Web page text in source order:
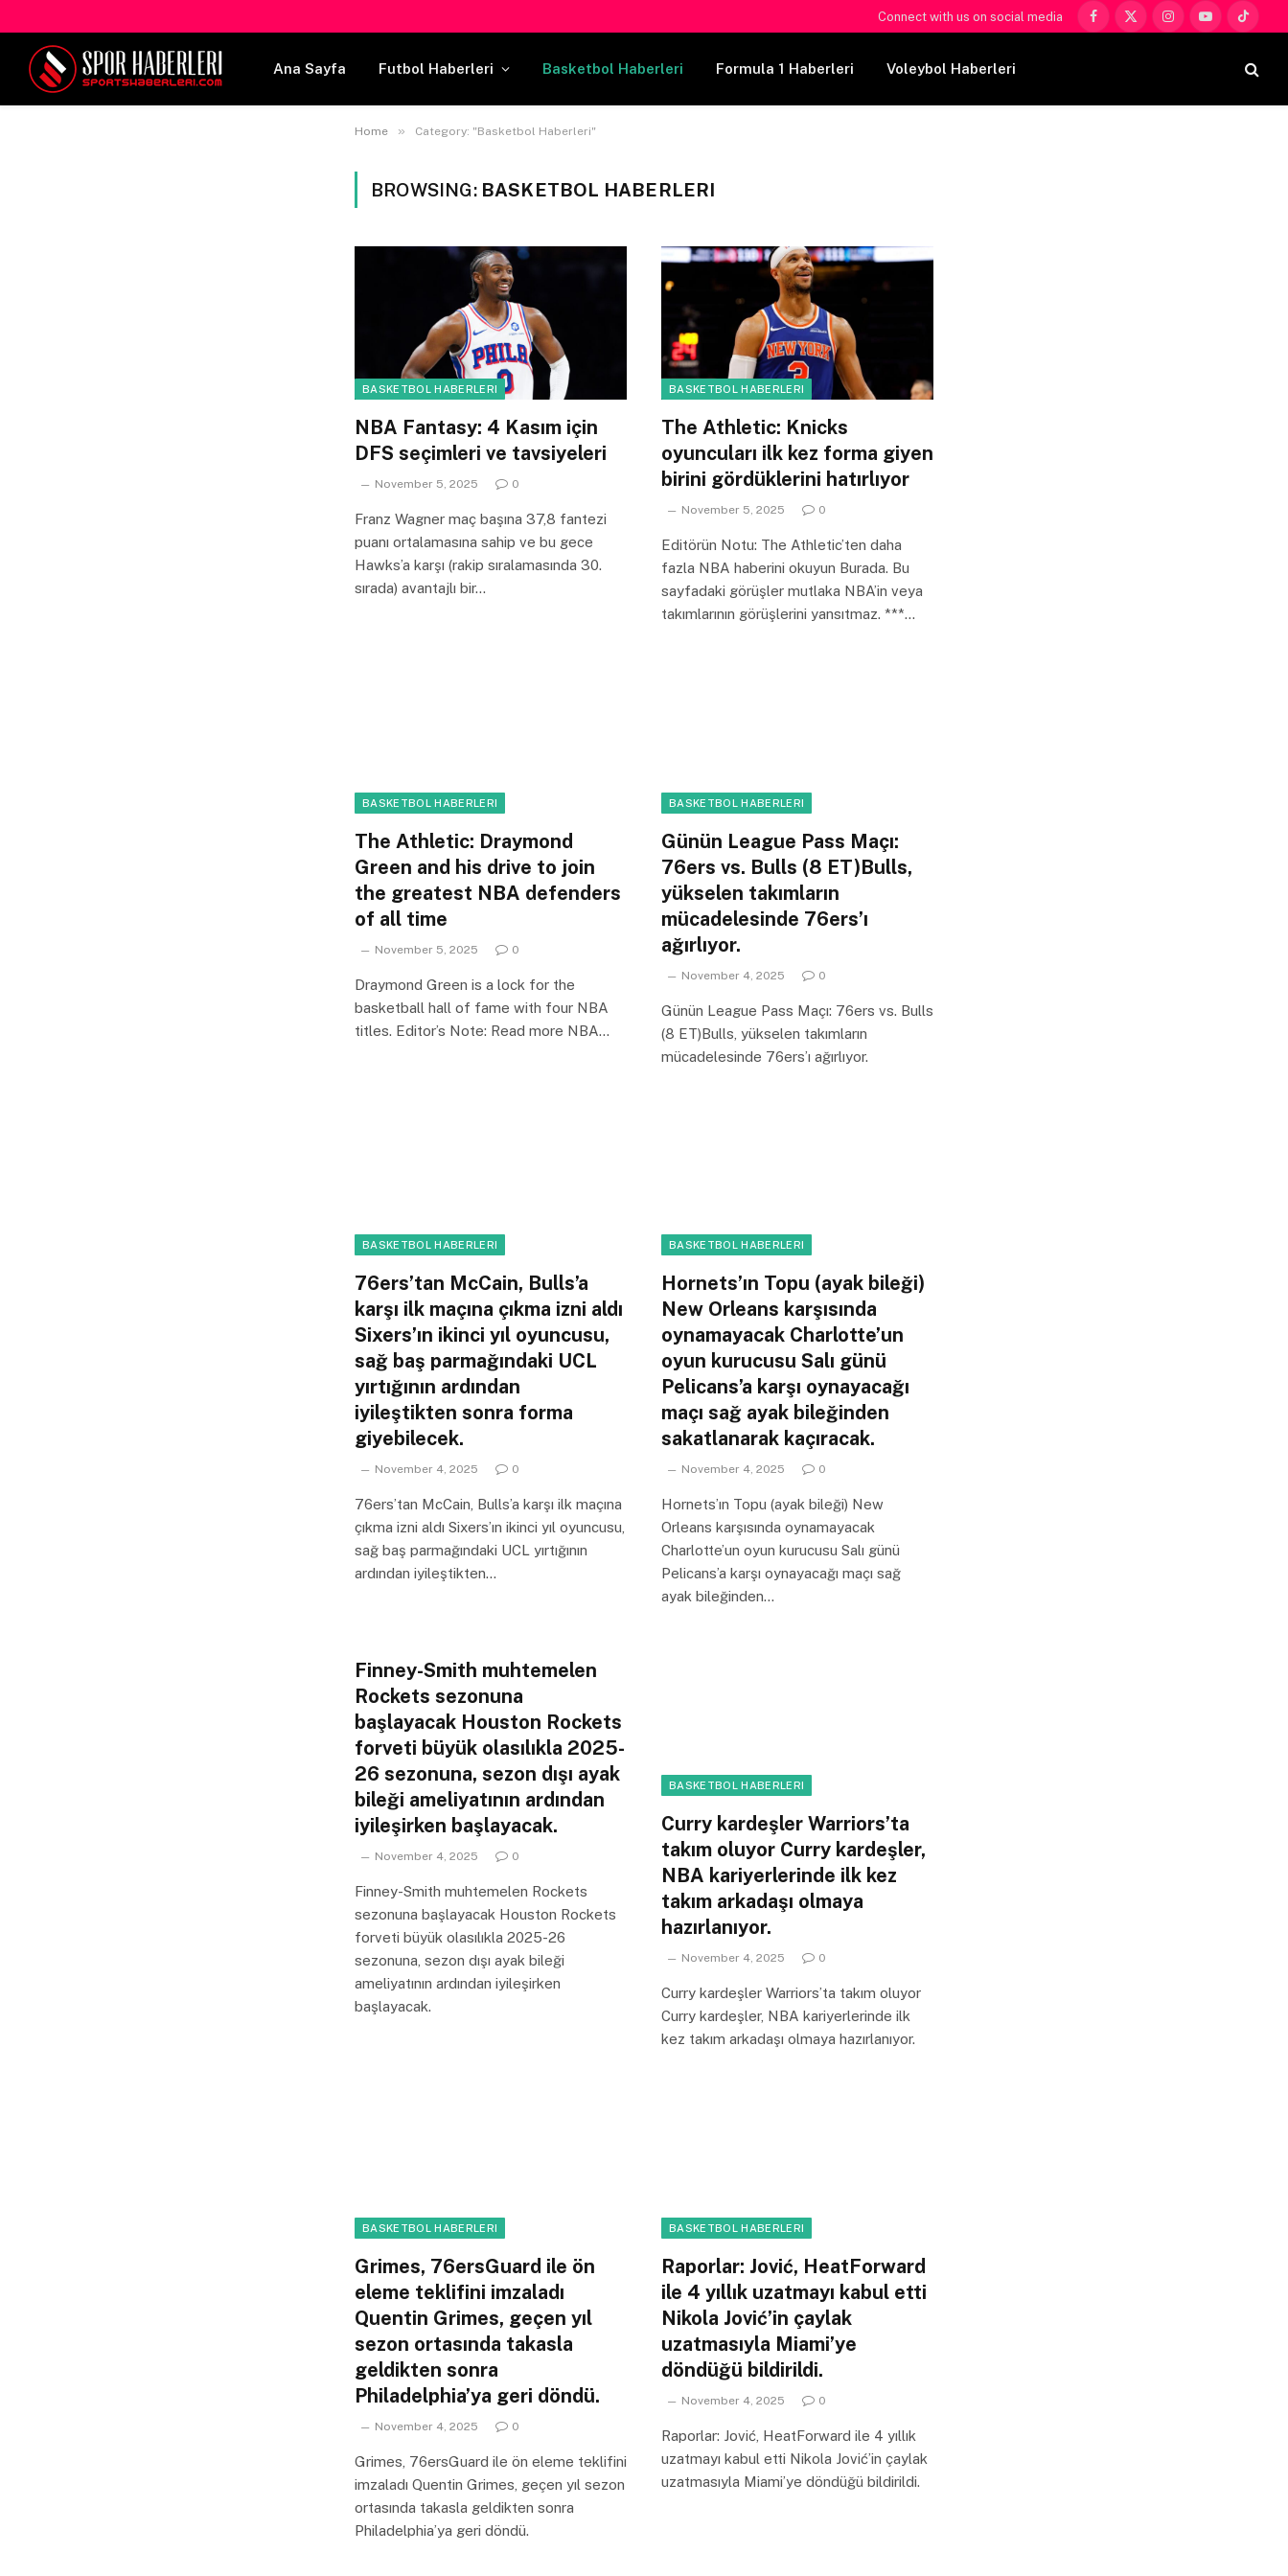
Connect with us on social media
Facebook
X
InstagramYouTubeTikTok
Ana Sayfa Futbol Haberleri Basketbol Haberleri Formula 1 Haberleri Voleybol Haberleri
Home » Category: "Basketbol Haberleri"
BROWSING: BASKETBOL HABERLERI
BASKETBOL HABERLERI
NBA Fantasy: 4 Kasım için
DFS seçimleri ve tavsiyeleri
November 5, 2025 0
Franz Wagner maç başına 37,8 fantezi
puanı ortalamasına sahip ve bu gece
Hawks’a karşı (rakip sıralamasında 30.
sırada) avantajlı bir…
BASKETBOL HABERLERI
The Athletic: Knicks
oyuncuları ilk kez forma giyen
birini gördüklerini hatırlıyor
November 5, 2025 0
Editörün Notu: The Athletic’ten daha
fazla NBA haberini okuyun Burada. Bu
sayfadaki görüşler mutlaka NBA’in veya
takımlarının görüşlerini yansıtmaz. ***…
BASKETBOL HABERLERI
The Athletic: Draymond
Green and his drive to join
the greatest NBA defenders
of all time
November 5, 2025 0
Draymond Green is a lock for the
basketball hall of fame with four NBA
titles. Editor’s Note: Read more NBA…
BASKETBOL HABERLERI
Günün League Pass Maçı:
76ers vs. Bulls (8 ET)Bulls,
yükselen takımların
mücadelesinde 76ers’ı
ağırlıyor.
November 4, 2025 0
Günün League Pass Maçı: 76ers vs. Bulls
(8 ET)Bulls, yükselen takımların
mücadelesinde 76ers’ı ağırlıyor.
BASKETBOL HABERLERI
76ers’tan McCain, Bulls’a
karşı ilk maçına çıkma izni aldı
Sixers’ın ikinci yıl oyuncusu,
sağ baş parmağındaki UCL
yırtığının ardından
iyileştikten sonra forma
giyebilecek.
November 4, 2025 0
76ers’tan McCain, Bulls’a karşı ilk maçına
çıkma izni aldı Sixers’ın ikinci yıl oyuncusu,
sağ baş parmağındaki UCL yırtığının
ardından iyileştikten…
BASKETBOL HABERLERI
Hornets’ın Topu (ayak bileği)
New Orleans karşısında
oynamayacak Charlotte’un
oyun kurucusu Salı günü
Pelicans’a karşı oynayacağı
maçı sağ ayak bileğinden
sakatlanarak kaçıracak.
November 4, 2025 0
Hornets’ın Topu (ayak bileği) New
Orleans karşısında oynamayacak
Charlotte’un oyun kurucusu Salı günü
Pelicans’a karşı oynayacağı maçı sağ
ayak bileğinden…
Finney-Smith muhtemelen
Rockets sezonuna
başlayacak Houston Rockets
forveti büyük olasılıkla 2025-
26 sezonuna, sezon dışı ayak
bileği ameliyatının ardından
iyileşirken başlayacak.
November 4, 2025 0
Finney-Smith muhtemelen Rockets
sezonuna başlayacak Houston Rockets
forveti büyük olasılıkla 2025-26
sezonuna, sezon dışı ayak bileği
ameliyatının ardından iyileşirken
başlayacak.
BASKETBOL HABERLERI
Curry kardeşler Warriors’ta
takım oluyor Curry kardeşler,
NBA kariyerlerinde ilk kez
takım arkadaşı olmaya
hazırlanıyor.
November 4, 2025 0
Curry kardeşler Warriors’ta takım oluyor
Curry kardeşler, NBA kariyerlerinde ilk
kez takım arkadaşı olmaya hazırlanıyor.
BASKETBOL HABERLERI
Grimes, 76ersGuard ile ön
eleme teklifini imzaladı
Quentin Grimes, geçen yıl
sezon ortasında takasla
geldikten sonra
Philadelphia’ya geri döndü.
November 4, 2025 0
Grimes, 76ersGuard ile ön eleme teklifini
imzaladı Quentin Grimes, geçen yıl sezon
ortasında takasla geldikten sonra
Philadelphia’ya geri döndü.
BASKETBOL HABERLERI
Raporlar: Jović, HeatForward
ile 4 yıllık uzatmayı kabul etti
Nikola Jović’in çaylak
uzatmasıyla Miami’ye
döndüğü bildirildi.
November 4, 2025 0
Raporlar: Jović, HeatForward ile 4 yıllık
uzatmayı kabul etti Nikola Jović’in çaylak
uzatmasıyla Miami’ye döndüğü bildirildi.